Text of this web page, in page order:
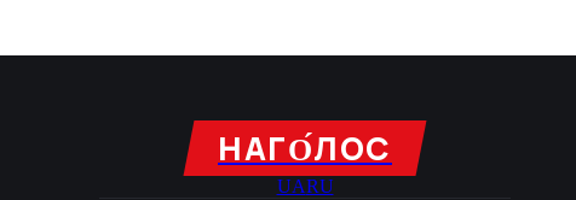
НАГО́ЛОC
UARU